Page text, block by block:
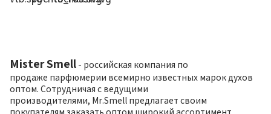
Mister Smell - российская компания по
продаже парфюмерии всемирно известных марок духов
оптом. Сотрудничая с ведущими
производителями, Mr.Smell предлагает своим
покупателям заказать оптом широкий ассортимент